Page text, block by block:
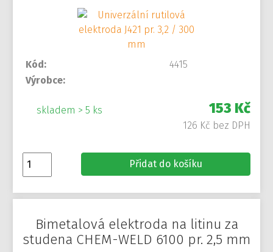
Kód:
4415
Výrobce:
skladem > 5 ks 153 Kč
126 Kč bez DPH
Přidat do košíku
Bimetalová elektroda na litinu za
studena CHEM-WELD 6100 pr. 2,5 mm